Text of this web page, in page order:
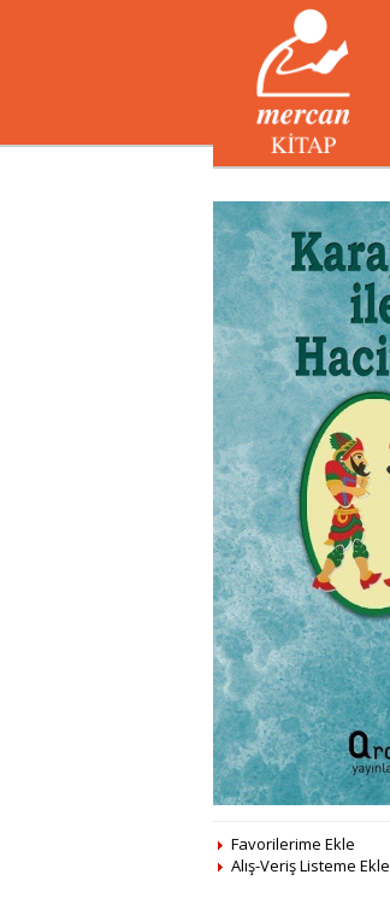
Favorilerime Ekle
Alış-Veriş Listeme Ekle